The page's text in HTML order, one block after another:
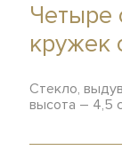
Четыре
кружек
Стекло,
высота – 4,5